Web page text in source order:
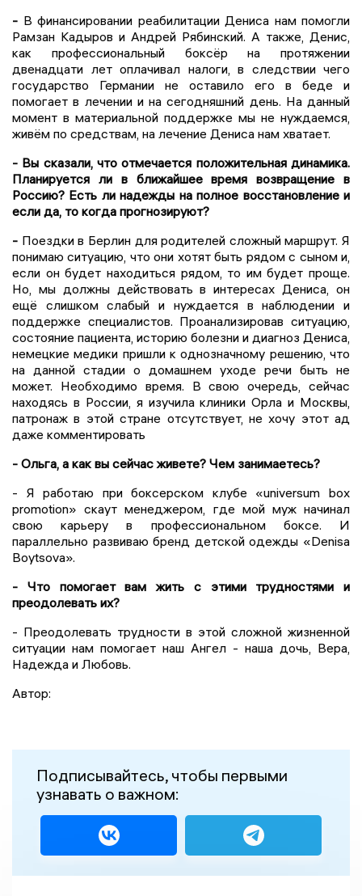
- В финансировании реабилитации Дениса нам помогли
Рамзан Кадыров и Андрей Рябинский. А также, Денис,
как профессиональный боксёр на протяжении
двенадцати лет оплачивал налоги, в следствии чего
государство Германии не оставило его в беде и
помогает в лечении и на сегодняшний день. На данный
момент в материальной поддержке мы не нуждаемся,
живём по средствам, на лечение Дениса нам хватает.
- Вы сказали, что отмечается положительная динамика.
Планируется ли в ближайшее время возвращение в
Россию? Есть ли надежды на полное восстановление и
если да, то когда прогнозируют?
- Поездки в Берлин для родителей сложный маршрут. Я
понимаю ситуацию, что они хотят быть рядом с сыном и,
если он будет находиться рядом, то им будет проще.
Но, мы должны действовать в интересах Дениса, он
ещё слишком слабый и нуждается в наблюдении и
поддержке специалистов. Проанализировав ситуацию,
состояние пациента, историю болезни и диагноз Дениса,
немецкие медики пришли к однозначному решению, что
на данной стадии о домашнем уходе речи быть не
может. Необходимо время. В свою очередь, сейчас
находясь в России, я изучила клиники Орла и Москвы,
патронаж в этой стране отсутствует, не хочу этот ад
даже комментировать
- Ольга, а как вы сейчас живете? Чем занимаетесь?
- Я работаю при боксерском клубе «universum box
promotion» скаут менеджером, где мой муж начинал
свою карьеру в профессиональном боксе. И
параллельно развиваю бренд детской одежды «Denisa
Boytsova».
- Что помогает вам жить с этими трудностями и
преодолевать их?
- Преодолевать трудности в этой сложной жизненной
ситуации нам помогает наш Ангел - наша дочь, Вера,
Надежда и Любовь.
Автор:
Подписывайтесь, чтобы первыми
узнавать о важном: